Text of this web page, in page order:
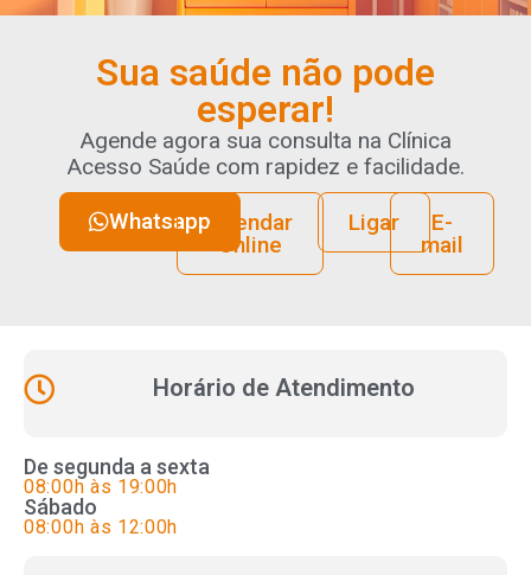
Sua saúde não pode
esperar!
Agende agora sua consulta na Clínica
Acesso Saúde com rapidez e facilidade.
WhatsappAgendar
Online
Ligar
E-
mail
Horário de Atendimento
De segunda a sexta
08:00h às 19:00h
Sábado
08:00h às 12:00h